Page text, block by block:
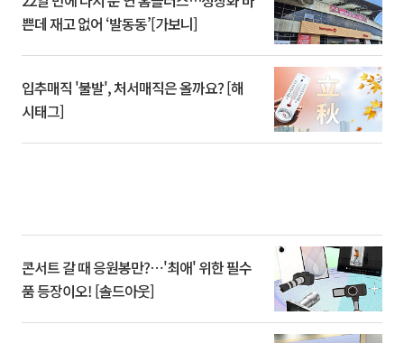
쁜데 재고 없어 ‘발동동’[가보니]
입추매직 '불발', 처서매직은 올까요? [해
시태그]
콘서트 갈 때 응원봉만?⋯'최애' 위한 필수
품 등장이오! [솔드아웃]